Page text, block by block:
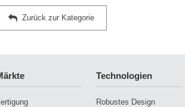
Zurück zur Kategorie
Technologien
Robustes Design